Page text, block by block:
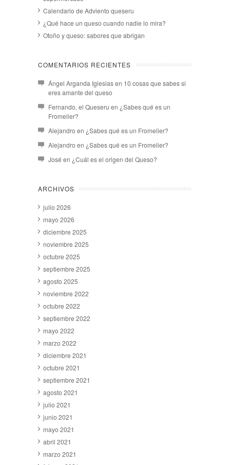
Calendario de Adviento queseru
¿Qué hace un queso cuando nadie lo mira?
Otoño y queso: sabores que abrigan
COMENTARIOS RECIENTES
Ángel Arganda Iglesiasen 10 cosas que sabes si
eres amante del queso
Fernando, el Queseru en ¿Sabes qué es un
Fromelier?
Alejandro en ¿Sabes qué es un Fromelier?
Alejandro en ¿Sabes qué es un Fromelier?
José en ¿Cuál es el origen del Queso?
ARCHIVOS
julio 2026
mayo 2026
diciembre 2025
noviembre 2025
octubre 2025
septiembre 2025
agosto 2025
noviembre 2022
octubre 2022
septiembre 2022
mayo 2022
marzo 2022
diciembre 2021
octubre 2021
septiembre 2021
agosto 2021
julio 2021
junio 2021
mayo 2021
abril 2021
marzo 2021